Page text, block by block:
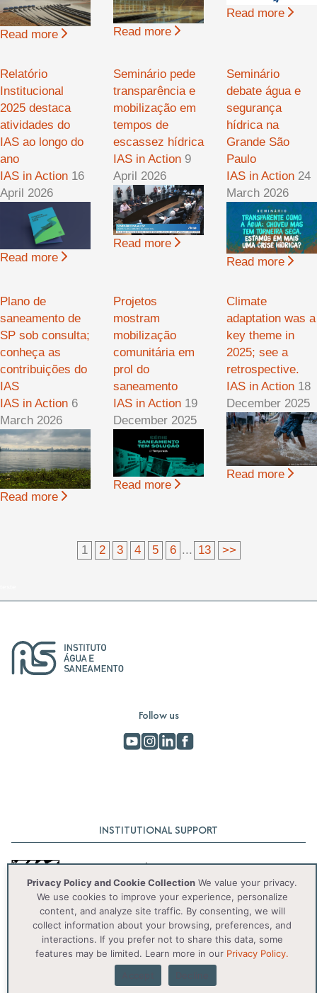
Read more Read more
Read more
Relatório
Institucional
2025 destaca
atividades do
IAS ao longo do
ano
IAS in Action 16
April 2026
Read more
Seminário pede
transparência e
mobilização em
tempos de
escassez hídrica
IAS in Action 9
April 2026
Read more
Seminário
debate água e
segurança
hídrica na
Grande São
Paulo
IAS in Action 24
March 2026
Read more
Plano de
saneamento de
SP sob consulta;
conheça as
contribuições do
IAS
IAS in Action 6
March 2026
Read more
Projetos
mostram
mobilização
comunitária em
prol do
saneamento
IAS in Action 19
December 2025
Read more
Climate
adaptation was a
key theme in
2025; see a
retrospective.
IAS in Action 18
December 2025
Read more
1 2 3 4 5 6 ... 13 >>
Follow us
INSTITUTIONAL SUPPORT
© 2025 IAS. Todos os direitos reservados.
Privacy Policy and Cookie Collection We value your privacy.
We use cookies to improve your experience, personalize
content, and analyze site traffic. By consenting, we will
collect information about your browsing, preferences, and
interactions. If you prefer not to share this data, some
features may be limited. Learn more in our Privacy Policy.